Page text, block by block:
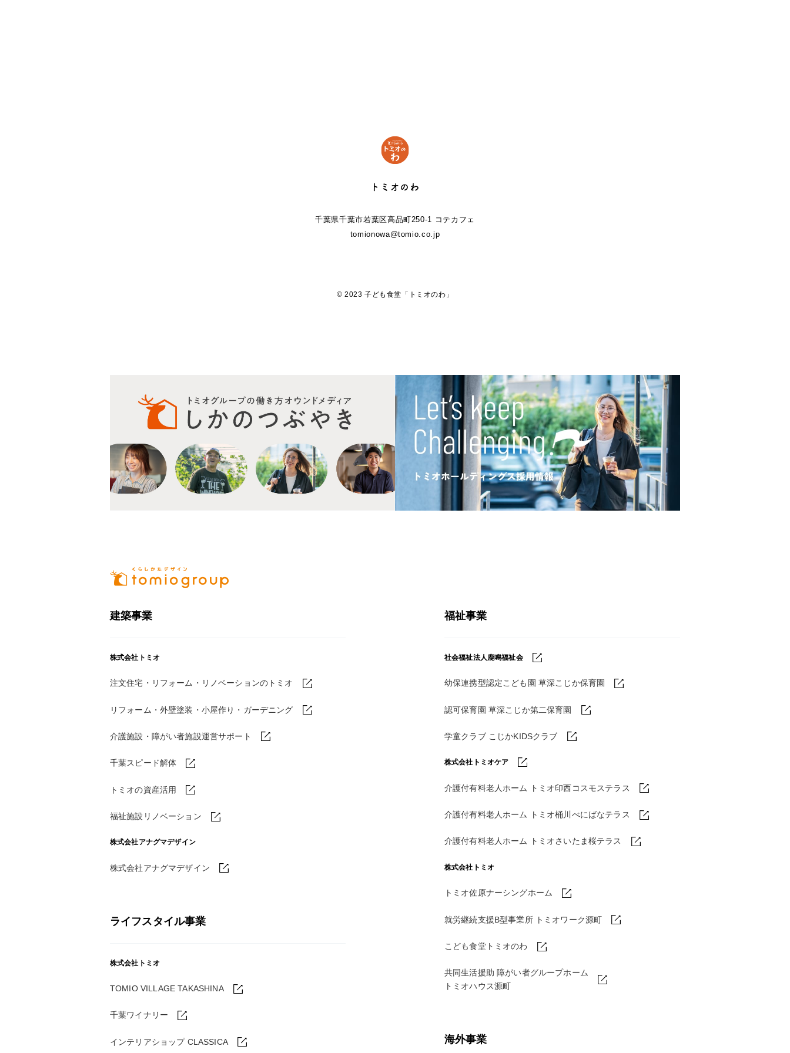
トミオのわ
千葉県千葉市若葉区高品町250-1 コテカフェ
tomionowa@tomio.co.jp
© 2023 子ども食堂「トミオのわ」
建築事業
株式会社トミオ
注文住宅・リフォーム・リノベーションのトミオ
リフォーム・外壁塗装・小屋作り・ ガーデニング
介護施設・障がい者施設運営サポート
千葉スピード解体
トミオの資産活用
福祉施設リノベーション
株式会社アナグマデザイン
株式会社アナグマデザイン
ライフスタイル事業
株式会社トミオ
TOMIO VILLAGE TAKASHINA
千葉ワイナリー
インテリアショップ CLASSICA
福祉事業
社会福祉法人鹿鳴福祉会
幼保連携型認定こども園 草深こじか保育園
認可保育園 草深こじか第二保育園
学童クラブ こじかKIDSクラブ
株式会社トミオケア
介護付有料老人ホーム トミオ印西コスモステラス
介護付有料老人ホーム トミオ桶川べにばなテラス
介護付有料老人ホーム トミオさいたま桜テラス
株式会社トミオ
トミオ佐原ナーシングホーム
就労継続支援B型事業所 トミオワーク源町
こども食堂トミオのわ
共同生活援助 障がい者グループホーム
トミオハウス源町
海外事業